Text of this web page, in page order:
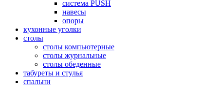
система PUSH
навесы
опоры
кухонные уголки
столы
столы компьютерные
столы журнальные
столы обеденные
табуреты и стулья
спальни